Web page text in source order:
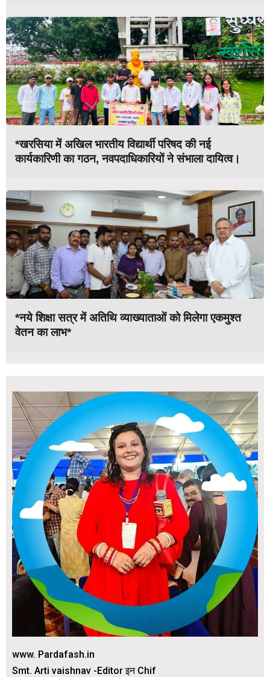
*खरसिया में अखिल भारतीय विद्यार्थी परिषद की नई
कार्यकारिणी का गठन, नवपदाधिकारियों ने संभाला दायित्व।
*नये शिक्षा सत्र में अतिथि व्याख्याताओं को मिलेगा एकमुश्त
वेतन का लाभ*
www. Pardafash.in
Smt. Arti vaishnav -Editor इन Chif